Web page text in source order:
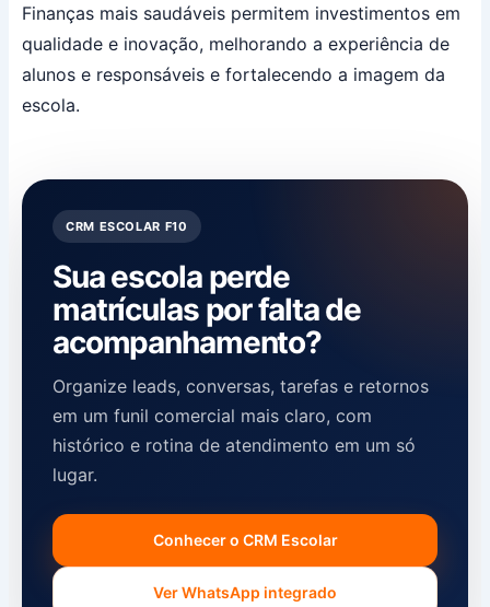
Finanças mais saudáveis permitem investimentos em
qualidade e inovação, melhorando a experiência de
alunos e responsáveis e fortalecendo a imagem da
escola.
CRM ESCOLAR F10
Sua escola perde
matrículas por falta de
acompanhamento?
Organize leads, conversas, tarefas e retornos
em um funil comercial mais claro, com
histórico e rotina de atendimento em um só
lugar.
Conhecer o CRM Escolar
Ver WhatsApp integrado